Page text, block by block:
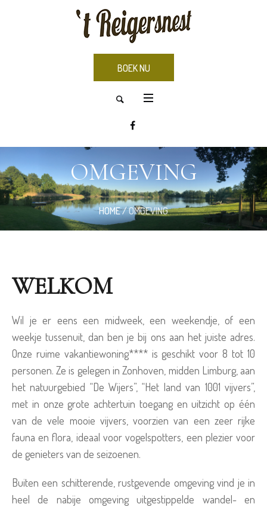
BOEK NU
OMGEVING
HOME/OMGEVING
WELKOM
Wil je er eens een midweek, een weekendje, of een
weekje tussenuit, dan ben je bij ons aan het juiste adres.
Onze ruime vakantiewoning**** is geschikt voor 8 tot 10
personen. Ze is gelegen in Zonhoven, midden Limburg, aan
het natuurgebied “De Wijers”, “Het land van 1001 vijvers”,
met in onze grote achtertuin toegang en uitzicht op één
van de vele mooie vijvers, voorzien van een zeer rijke
fauna en flora, ideaal voor vogelspotters, een plezier voor
de genieters van de seizoenen.
Buiten een schitterende, rustgevende omgeving vind je in
heel de nabije omgeving uitgestippelde wandel- en